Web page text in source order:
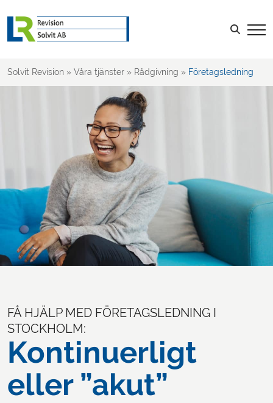
Affärsutveckling
Ägarskifte
Ekonomistyrning
Bakgrundskontroll
Företagsformer
Kompanjoner
Företag i kris
LOGGA IN
Sök efter:
Solvit Revision » Våra tjänster » Rådgivning » Företagsledning
FÅ HJÄLP MED FÖRETAGSLEDNING I
STOCKHOLM:
Kontinuerligt
eller ”akut”